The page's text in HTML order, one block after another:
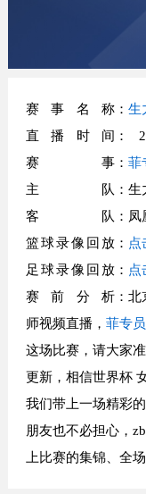
赛事名称： 生
直播时间 ：
赛事： 菲
主队 ：
客队 ：
篮球录像回放： 点
足球录像回放： 点
赛前分析：北
师视频直播， 菲专
这场比赛，请大家
更新，相信世界杯
我们带上一场精彩
朋友也不必担心，
上比赛的集锦、全